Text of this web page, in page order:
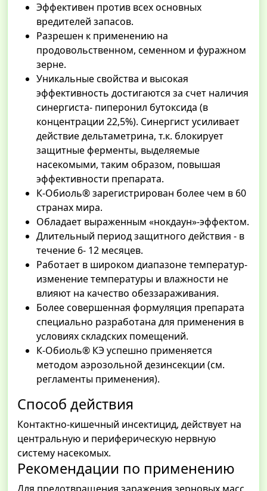
Эффективен против всех основных
вредителей запасов.
Разрешен к применению на
продовольственном, семенном и фуражном
зерне.
Уникальные свойства и высокая
эффективность достигаются за счет наличия
синергиста- пиперонил бутоксида (в
концентрации 22,5%). Синергист усиливает
действие дельтаметрина, т.к. блокирует
защитные ферменты, выделяемые
насекомыми, таким образом, повышая
эффективности препарата.
К-Обиоль® зарегистрирован более чем в 60
странах мира.
Обладает выраженным «нокдаун»-эффектом.
Длительный период защитного действия - в
течение 6- 12 месяцев.
Работает в широком диапазоне температур-
изменение температуры и влажности не
влияют на качество обеззараживания.
Более совершенная формуляция препарата
специально разработана для применения в
условиях складских помещений.
К-Обиоль® КЭ успешно применяется
методом аэрозольной дезинсекции (см.
регламенты применения).
Способ действия
Контактно-кишечный инсектицид, действует на
центральную и периферическую нервную
систему насекомых.
Рекомендации по применению